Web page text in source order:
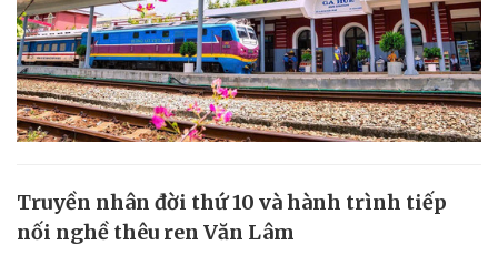
Truyền nhân đời thứ 10 và hành trình tiếp
nối nghề thêu ren Văn Lâm